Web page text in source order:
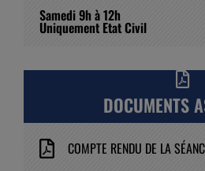
Samedi 9h à 12h
Uniquement Etat Civil
DOCUMENTS
COMPTE RENDU DE LA